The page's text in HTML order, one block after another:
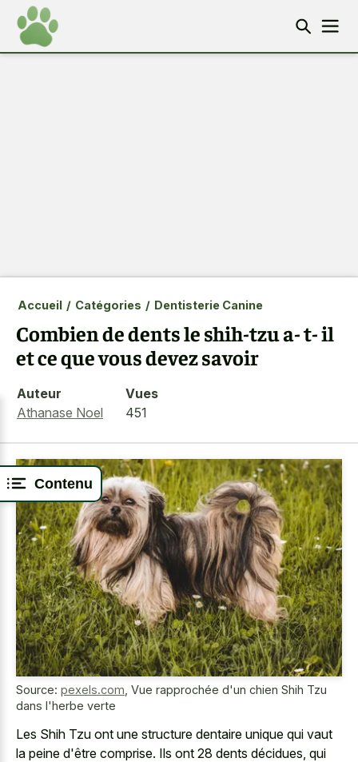
Contenu
Accueil / Catégories / Dentisterie Canine
Combien de dents le shih-tzu a- t- il
et ce que vous devez savoir
Auteur
Athanase Noel
Vues
451
Source: pexels.com Vue rapprochée d'un chien Shih Tzu
dans l'herbe verte
Les Shih Tzu ont une structure dentaire unique qui vaut
la peine d'être comprise. Ils ont 28 dents décidues, qui